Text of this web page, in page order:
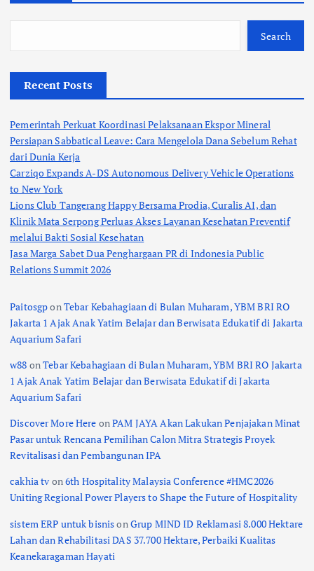
Search
Recent Posts
Pemerintah Perkuat Koordinasi Pelaksanaan Ekspor Mineral
Persiapan Sabbatical Leave: Cara Mengelola Dana Sebelum Rehat
dari Dunia Kerja
Carziqo Expands A-DS Autonomous Delivery Vehicle Operations
to New York
Lions Club Tangerang Happy Bersama Prodia, Curalis AI, dan
Klinik Mata Serpong Perluas Akses Layanan Kesehatan Preventif
melalui Bakti Sosial Kesehatan
Jasa Marga Sabet Dua Penghargaan PR di Indonesia Public
Relations Summit 2026
PaitosgponTebar Kebahagiaan di Bulan Muharam, YBM BRI RO
Jakarta 1 Ajak Anak Yatim Belajar dan Berwisata Edukatif di Jakarta
Aquarium Safari
w88 onTebar Kebahagiaan di Bulan Muharam, YBM BRI RO Jakarta
1 Ajak Anak Yatim Belajar dan Berwisata Edukatif di Jakarta
Aquarium Safari
Discover More Here onPAM JAYA Akan Lakukan Penjajakan Minat
Pasar untuk Rencana Pemilihan Calon Mitra Strategis Proyek
Revitalisasi dan Pembangunan IPA
cakhia tv on6th Hospitality Malaysia Conference #HMC2026
Uniting Regional Power Players to Shape the Future of Hospitality
sistem ERP untuk bisnisonGrup MIND ID Reklamasi 8.000 Hektare
Lahan dan Rehabilitasi DAS 37.700 Hektare, Perbaiki Kualitas
Keanekaragaman Hayati